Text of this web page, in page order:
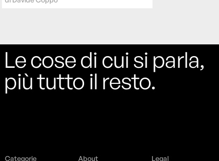
Le cose di cui si parla,
più tutto il resto.
Categorie
About
Legal